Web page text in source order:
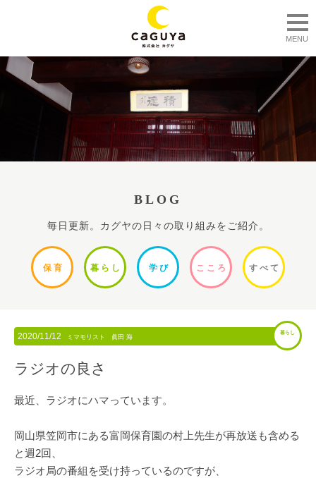
MENU
BLOG
毎日更新。カグヤの日々の取り組みをご紹介。
保 育 暮ら し 学 び ここ ろ すべて
2020/11/12 ミマモリスト 眞田 海
暮らし
ラジオの良さ
最近、ラジオにハマっています。
岡山県笠岡市にある富岡保育園の村上先生が再放送も含める
と週2回、
ラジオ局の番組を受け持っているのですが、